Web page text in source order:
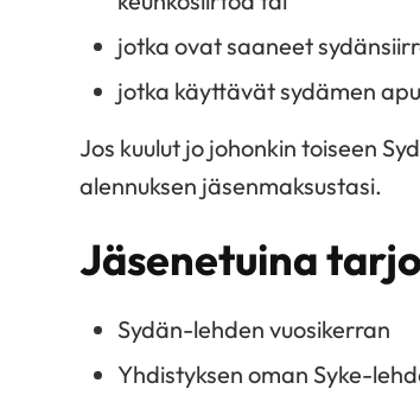
jotka ovat saaneet
jotka käyttävät sydämen
Jos kuulut jo johonkin toiseen
alennuksen jäsenmaksustasi.
Jäsenetuina
Sydän-lehden vuosikerran
Yhdistyksen oman Syke-